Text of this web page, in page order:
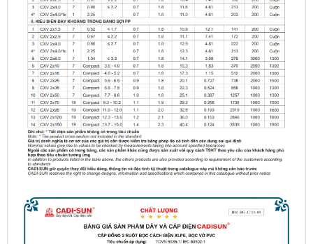
pvc - KH: CVV 2x
- Trần Phú
Cáp
đồng 1
ruột bọc
pvc- KH: CV 1x -
Trần Phú
Dây đện
cháy đôi
2x - Cavihan
chống
cháy đơn
1x - Cavihan